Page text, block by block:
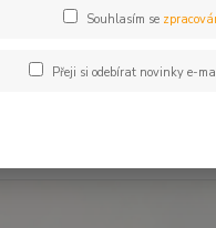
Souhlasím se
Přeji si odebírat novinky e-